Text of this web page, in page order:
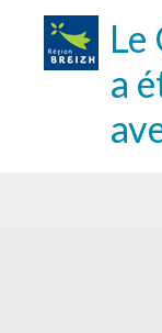
Le
a